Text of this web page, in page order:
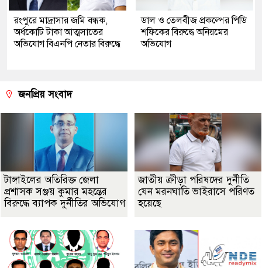
রংপুরে মাদ্রাসার জমি বন্ধক,
অর্ধকোটি টাকা আত্মসাতের
অভিযোগ বিএনপি নেতার বিরুদ্ধে
ডাল ও তেলবীজ প্রকল্পের পিডি
শফিকের বিরুদ্ধে অনিয়মের
অভিযোগ
জনপ্রিয় সংবাদ
টাঙ্গাইলের অতিরিক্ত জেলা
প্রশাসক সঞ্জয় কুমার মহন্তের
বিরুদ্ধে ব্যাপক দুর্নীতির অভিযোগ
জাতীয় ক্রীড়া পরিষদের দুর্নীতি
যেন মরনঘাতি ভাইরাসে পরিণত
হয়েছে